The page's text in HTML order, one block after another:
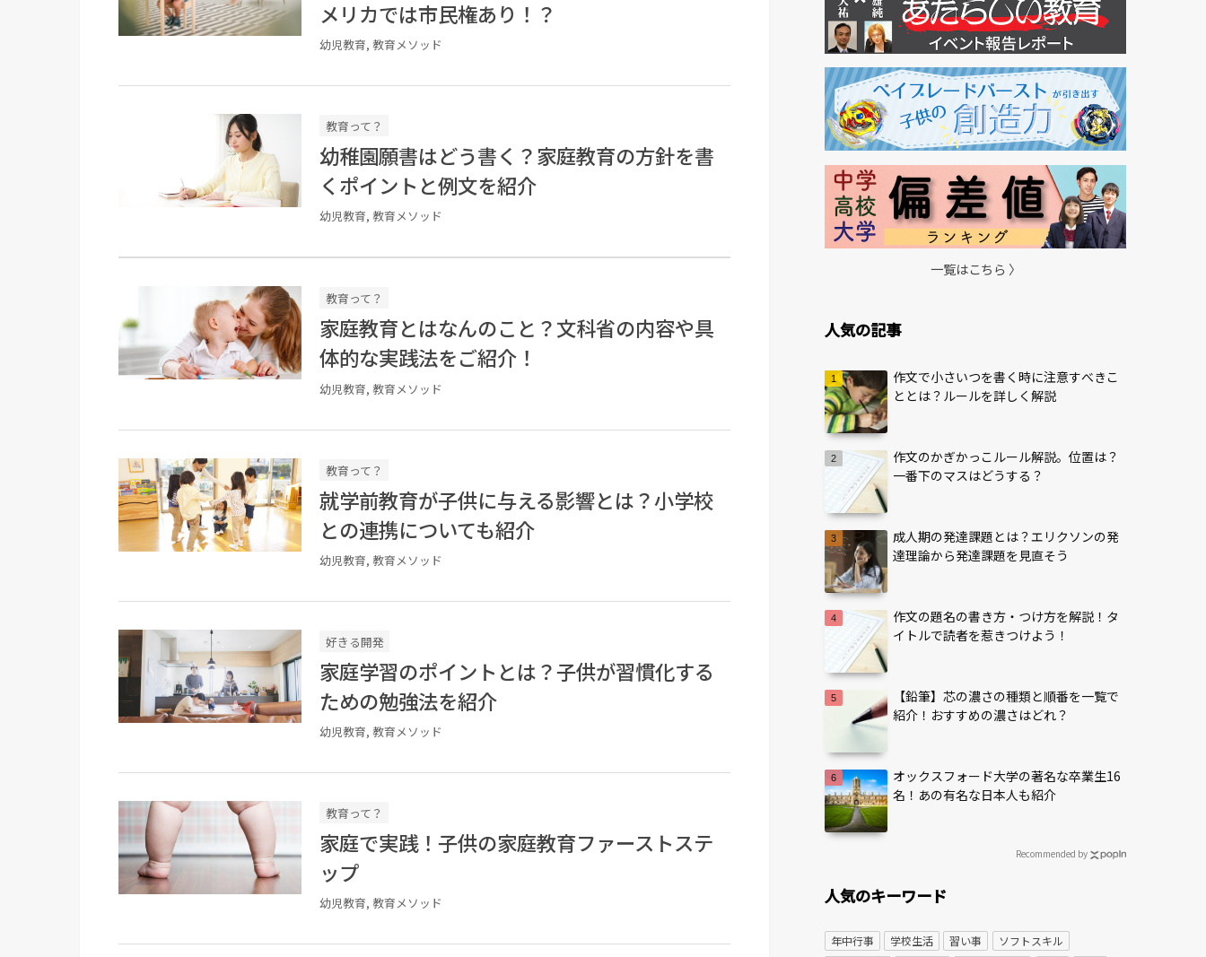
メリカでは市民権あり！？
幼児教育, 教育メソッド
教育って？
幼稚園願書はどう書く？家庭教育の方針を書
くポイントと例文を紹介
幼児教育, 教育メソッド
教育って？
家庭教育とはなんのこと？文科省の内容や具
体的な実践法をご紹介！
幼児教育, 教育メソッド
教育って？
就学前教育が子供に与える影響とは？小学校
との連携についても紹介
幼児教育, 教育メソッド
好きる開発
家庭学習のポイントとは？子供が習慣化する
ための勉強法を紹介
幼児教育, 教育メソッド
教育って？
家庭で実践！子供の家庭教育ファーストステ
ップ
幼児教育, 教育メソッド
一覧はこちら 〉
人気の記事
作文で小さいつを書く時に注意すべきこ
ととは？ルールを詳しく解説
作文のかぎかっこルール解説。位置は？
一番下のマスはどうする？
成人期の発達課題とは？エリクソンの発
達理論から発達課題を見直そう
作文の題名の書き方・つけ方を解説！タ
イトルで読者を惹きつけよう！
【鉛筆】芯の濃さの種類と順番を一覧で
紹介！おすすめの濃さはどれ？
オックスフォード大学の著名な卒業生16
名！あの有名な日本人も紹介
Recommended by
人気のキーワード
年中行事 学校生活 習い事
ソフトスキル